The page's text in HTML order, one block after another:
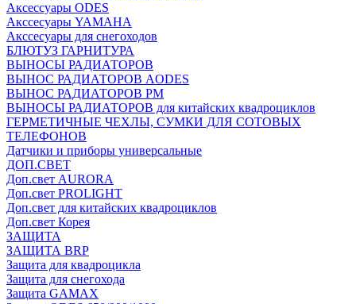
Аксессуары ODES
Акссесуары YAMAHA
Акссесуары для снегоходов
БЛЮТУЗ ГАРНИТУРА
ВЫНОСЫ РАДИАТОРОВ
ВЫНОС РАДИАТОРОВ AODES
ВЫНОС РАДИАТОРОВ РМ
ВЫНОСЫ РАДИАТОРОВ для китайских квадроциклов
ГЕРМЕТИЧНЫЕ ЧЕХЛЫ, СУМКИ ДЛЯ СОТОВЫХ
ТЕЛЕФОНОВ
Датчики и приборы универсальные
ДОП.СВЕТ
Доп.свет AURORA
Доп.свет PROLIGHT
Доп.свет для китайских квадроциклов
Доп.свет Корея
ЗАЩИТА
ЗАЩИТА BRP
Защита для квадроцикла
Защита для снегохода
Защита GAMAX